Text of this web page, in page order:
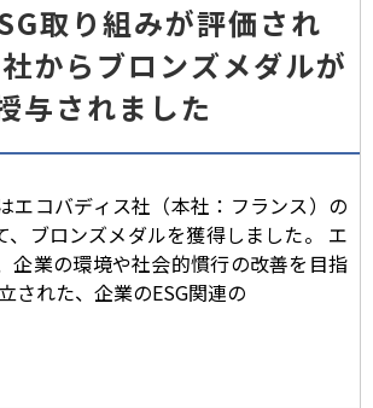
取り組みが評価され
からブロンズメダルが
与されました
エコバディス社（本社：フランス）の
、ブロンズメダルを獲得しました。 エ
企業の環境や社会的慣行の改善を目指
された、企業のESG関連の